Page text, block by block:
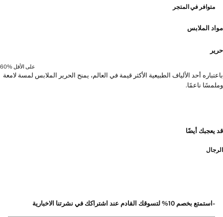
متوافر في المتجر
مواد الملابس
حرير
على الأقل 60‎%‎
باعتباره أحد الألياف الطبيعية الأكثر قيمة في العالم، يمنح الحرير الملابس لمسة لامعة
وملمسًا ناعمًا.
قد يعجبك أيضًا
الرجال
-استمتع بخصم 10% لتسوقك القادم عند اشتراكك في نشرتنا الاخبارية